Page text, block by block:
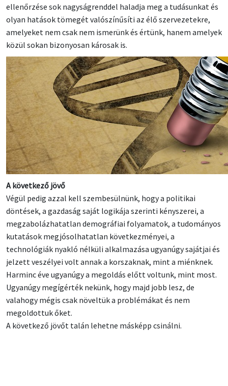
ellenőrzése sok nagyságrenddel haladja meg a tudásunkat és
olyan hatások tömegét valószínűsíti az élő szervezetekre,
amelyeket nem csak nem ismerünk és értünk, hanem amelyek
közül sokan bizonyosan károsak is.
A következő jövő
Végül pedig azzal kell szembesülnünk, hogy a politikai
döntések, a gazdaság saját logikája szerinti kényszerei, a
megzabolázhatatlan demográfiai folyamatok, a tudományos
kutatások megjósolhatatlan következményei, a
technológiák nyakló nélküli alkalmazása ugyanúgy sajátjai és
jelzett veszélyei volt annak a korszaknak, mint a miénknek.
Harminc éve ugyanúgy a megoldás előtt voltunk, mint most.
Ugyanúgy megígérték nekünk, hogy majd jobb lesz, de
valahogy mégis csak növeltük a problémákat és nem
megoldottuk őket.
A következő jövőt talán lehetne másképp csinálni.